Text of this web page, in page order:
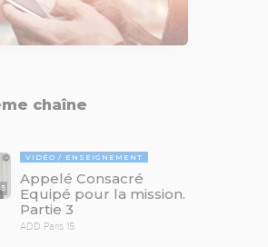
chaîne
VIDÉO ENSEIGNEMENT
Appelé Consacré
Equipé pour la mission.
Partie 3
ADD Paris 15